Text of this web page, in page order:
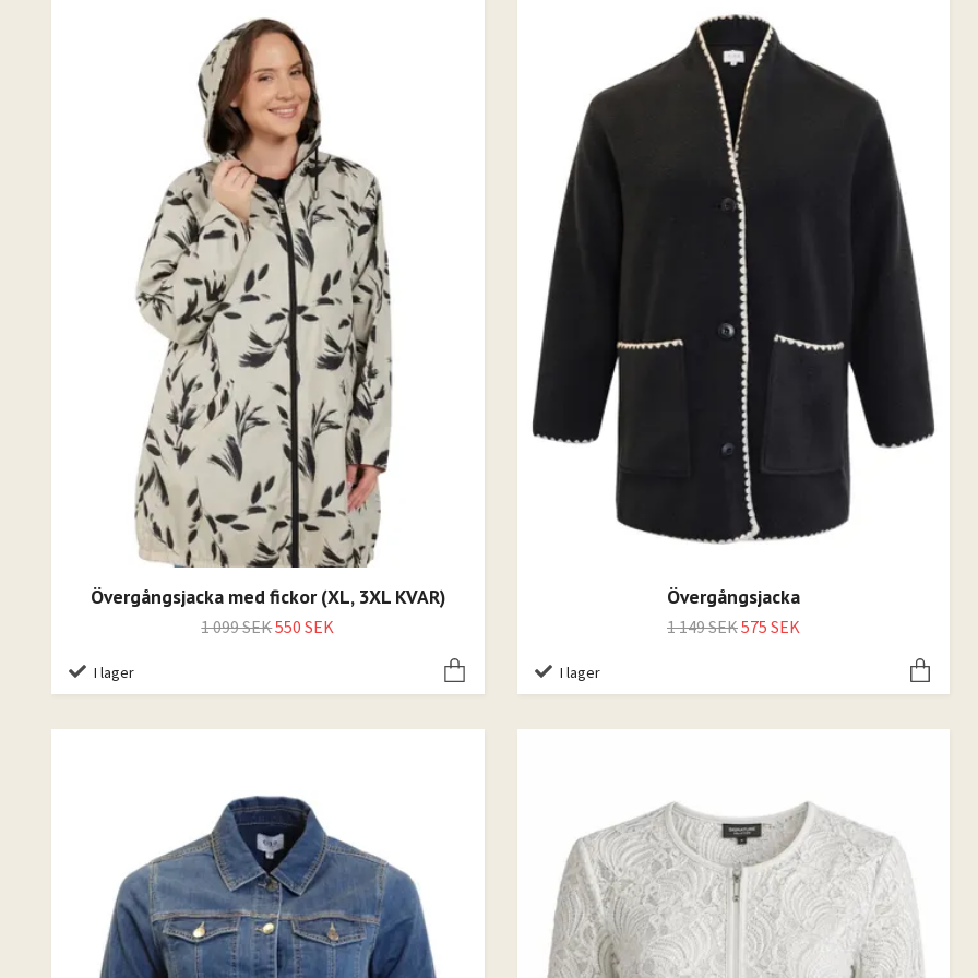
Övergångsjacka med fickor (XL, 3XL KVAR)
1 099 SEK550 SEK
I lager
Övergångsjacka
1 149 SEK575 SEK
I lager